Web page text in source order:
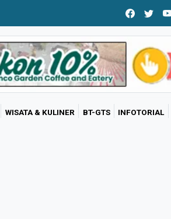
WISATA & KULINER BT-GTS INFOTORIAL